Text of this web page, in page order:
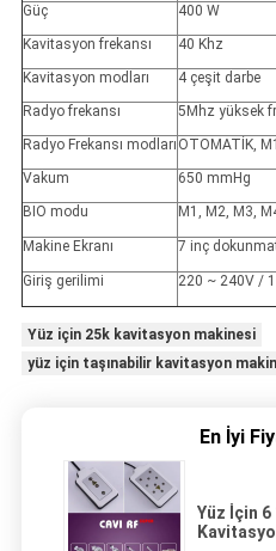
Güç
400 W
Kavitasyon frekansı
40 Khz
Kavitasyon modları
4 çeşit darbe
Radyo frekansı
5Mhz yüksek
Radyo Frekansı modları OTOMATİK,
Vakum
650 mmHg
BIO modu
M1, M2, M3,
Makine Ekranı 7 inç
Giriş gerilimi 220 ~ 240V /
Yüz için 25k kavitasyon makinesi
yüz için taşınabilir kavitasyon
En İyi
Yüz İçin 6